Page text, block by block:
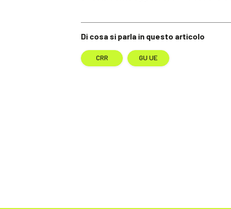
Di cosa si parla in questo articolo
CRR GU UE